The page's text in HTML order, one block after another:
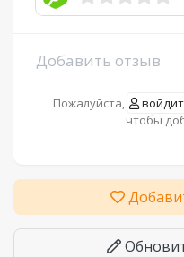
Добавить отзыв
Пожалуйста,
чтобы